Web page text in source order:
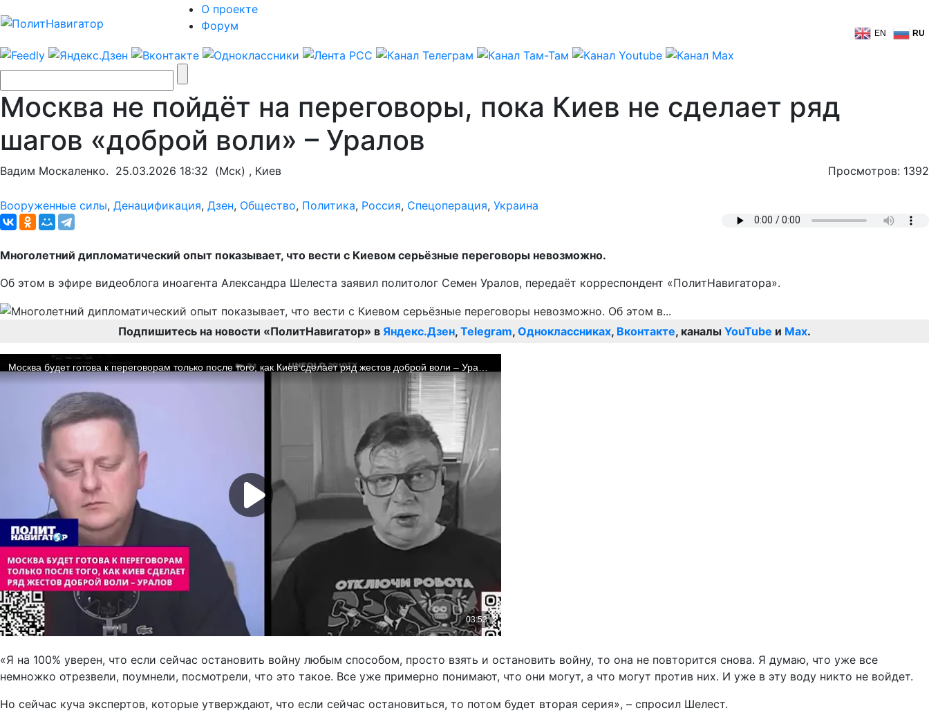
О проекте
Форум
EN RU
Москва не пойдёт на переговоры, пока Киев не сделает ряд
шагов «доброй воли» – Уралов
Вадим Москаленко. 25.03.2026 18:32 (Мск) , Киев Просмотров: 1392
Вооруженные силы, Денацификация, Дзен, Общество, Политика, Россия, Спецоперация, Украина
Многолетний дипломатический опыт показывает, что вести с Киевом серьёзные переговоры невозможно.
Об этом в эфире видеоблога иноагента Александра Шелеста заявил политолог Семен Уралов, передаёт корреспондент «ПолитНавигатора».
Подпишитесь на новости «ПолитНавигатор» в Яндекс.Дзен, Telegram, Одноклассниках, Вконтакте, каналы YouTube и Max.
«Я на 100% уверен, что если сейчас остановить войну любым способом, просто взять и остановить войну, то она не повторится снова. Я думаю, что уже все
немножко отрезвели, поумнели, посмотрели, что это такое. Все уже примерно понимают, что они могут, а что могут против них. И уже в эту воду никто не войдет.
Но сейчас куча экспертов, которые утверждают, что если сейчас остановиться, то потом будет вторая серия», – спросил Шелест.